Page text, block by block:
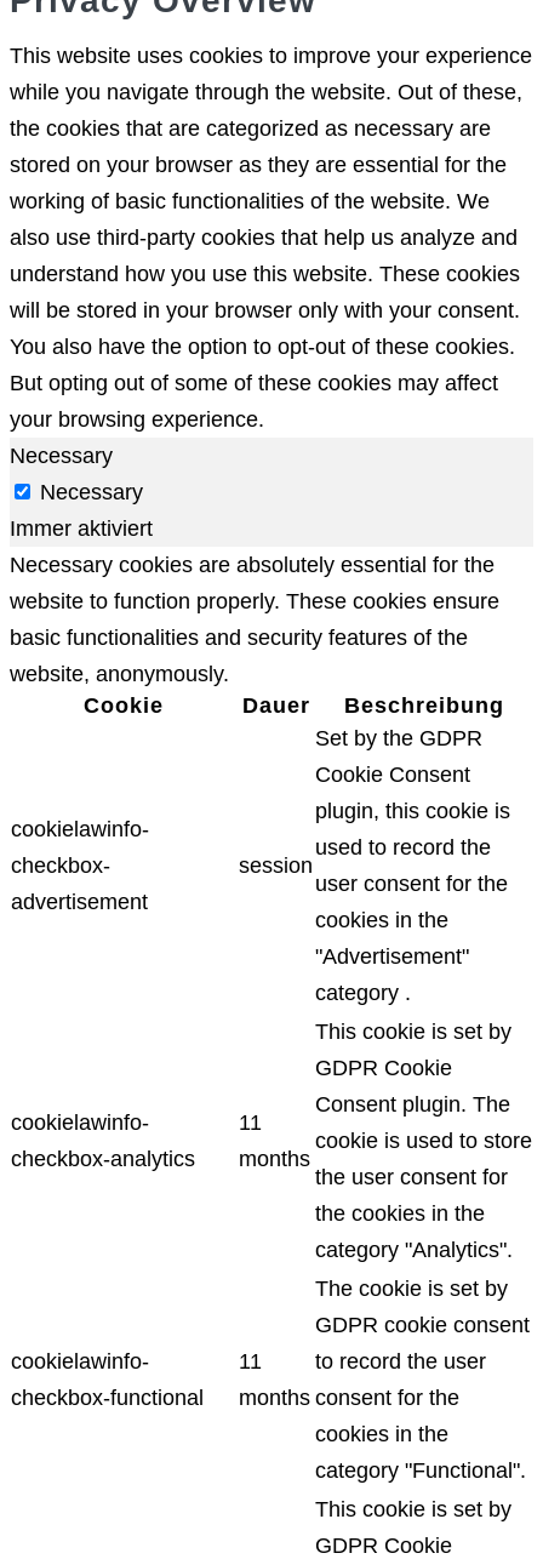
This website uses cookies to improve your experience
while you navigate through the website. Out of these,
the cookies that are categorized as necessary are
stored on your browser as they are essential for the
working of basic functionalities of the website. We
also use third-party cookies that help us analyze and
understand how you use this website. These cookies
will be stored in your browser only with your consent.
You also have the option to opt-out of these cookies.
But opting out of some of these cookies may affect
your browsing experience.
Necessary
Necessary
Immer aktiviert
Necessary cookies are absolutely essential for the
website to function properly. These cookies ensure
basic functionalities and security features of the
website, anonymously.
Cookie
Dauer Beschreibung
cookielawinfo-
checkbox-
advertisement
session
Set by the GDPR
Cookie Consent
plugin, this cookie is
used to record the
user consent for the
cookies in the
"Advertisement"
category .
cookielawinfo-
checkbox-analytics
11
months
This cookie is set by
GDPR Cookie
Consent plugin. The
cookie is used to store
the user consent for
the cookies in the
category "Analytics".
cookielawinfo-
checkbox-functional
11
months
The cookie is set by
GDPR cookie consent
to record the user
consent for the
cookies in the
category "Functional".
This cookie is set by
GDPR Cookie